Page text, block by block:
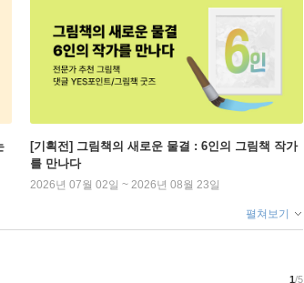
[기획전] 그림책의 새로운 물결 : 6인의 그림책 작가
를 만나다
2026년 07월 02일 ~ 2026년 08월 23일
펼쳐보기
1/5